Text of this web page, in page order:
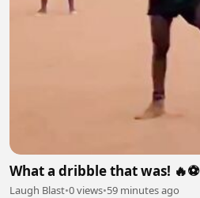
What a dribble that was! 🔥⚽
Laugh Blast•0 views•59 minutes ago